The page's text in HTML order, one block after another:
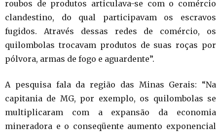
roubos de produtos articulava-se com o comércio
clandestino, do qual participavam os escravos
fugidos. Através dessas redes de comércio, os
quilombolas trocavam produtos de suas roças por
pólvora, armas de fogo e aguardente”.
A pesquisa fala da região das Minas Gerais: “Na
capitania de MG, por exemplo, os quilombolas se
multiplicaram com a expansão da economia
mineradora e o conseqüente aumento exponencial